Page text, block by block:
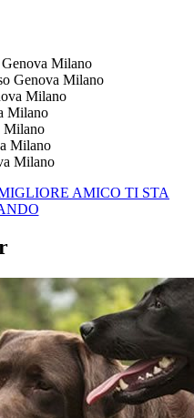
Milano
Genova Milano
Milano
Milano
Milano
Milano
Milano
AMICO TI STA